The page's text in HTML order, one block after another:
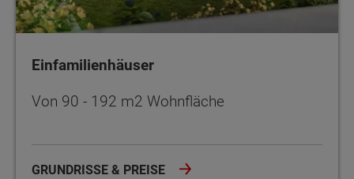
Einfamilienhäuser
Von 90 - 192 m2 Wohnfläche
GRUNDRISSE & PREISE